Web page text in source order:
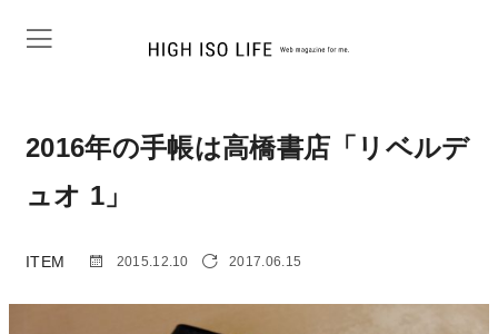
2016年の手帳は高橋書店「リベルデ
ュオ 1」
ITEM 2015.12.10 2017.06.15